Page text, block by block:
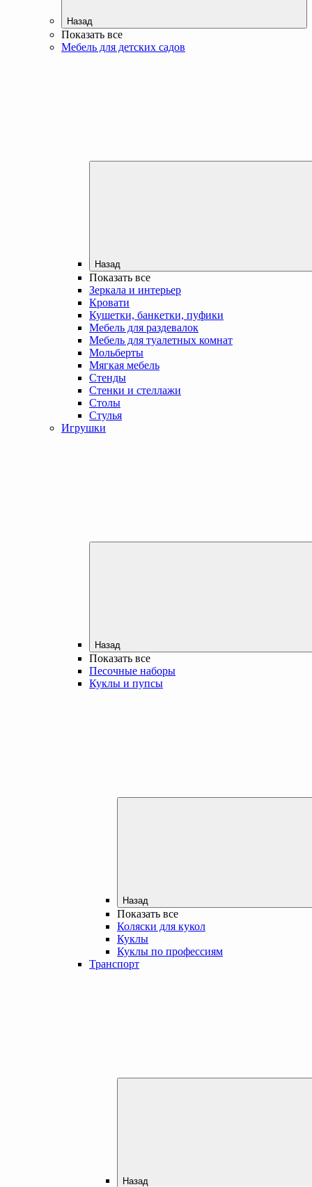
Назад
Показать все
Мебель для детских садов
Назад
Показать все
Зеркала и интерьер
Кровати
Кушетки, банкетки, пуфики
Мебель для раздевалок
Мебель для туалетных комнат
Мольберты
Мягкая мебель
Стенды
Стенки и стеллажи
Столы
Стулья
Игрушки
Назад
Показать все
Песочные наборы
Куклы и пупсы
Назад
Показать все
Коляски для кукол
Куклы
Куклы по профессиям
Транспорт
Назад